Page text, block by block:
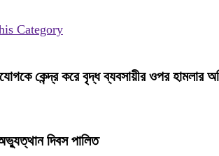
Category
কেন্দ্র করে বৃদ্ধ ব্যবসায়ীর ওপর হামলার
দিবস পালিত